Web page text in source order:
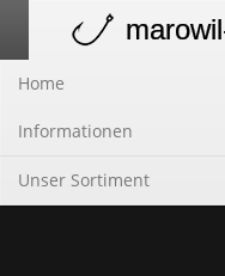
navigation
marowil
Home
Informationen
Unser Sortiment